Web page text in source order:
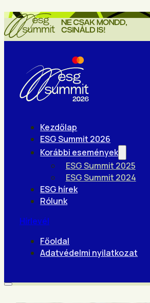
Kezdőlap
ESG Summit 2026
Korábbi események
ESG Summit 2025
ESG Summit 2024
ESG hírek
Rólunk
Hírlevél
Főoldal
Adatvédelmi nyilatkozat